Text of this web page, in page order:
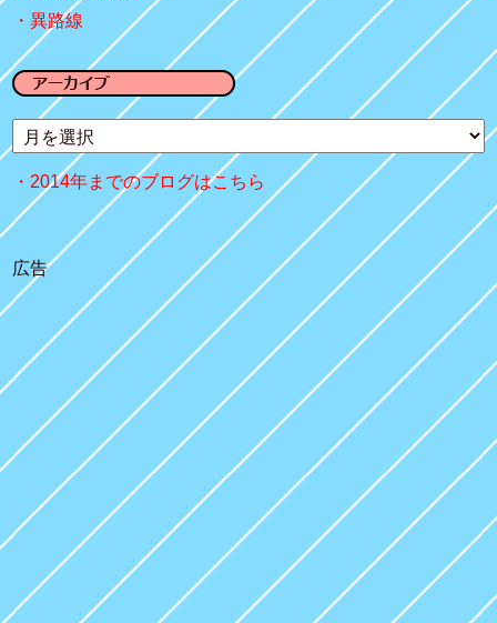
異路線
2014年までのブログはこちら
広告